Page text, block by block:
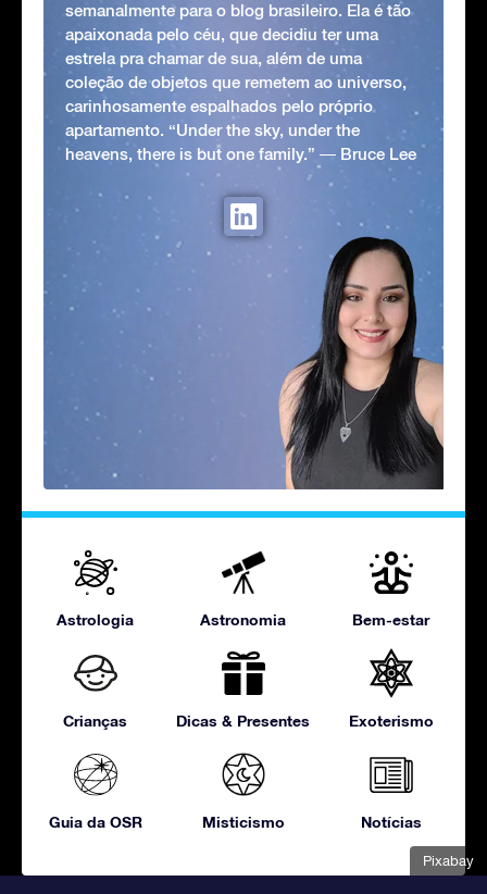
Pixabay
semanalmente para o blog brasileiro. Ela é tão
apaixonada pelo céu, que decidiu ter uma
estrela pra chamar de sua, além de uma
coleção de objetos que remetem ao universo,
carinhosamente espalhados pelo próprio
apartamento. “Under the sky, under the
heavens, there is but one family.” ― Bruce Lee
Astrologia Astronomia Bem-estar
Crianças Dicas & Presentes Exoterismo
Guia da OSR Misticismo Notícias